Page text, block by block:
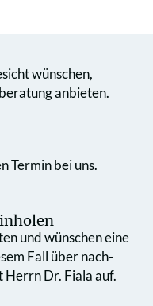
wünschen,
anbieten.
Termin bei uns.
und wünschen eine
Fall über nach­
Dr. Fiala auf.